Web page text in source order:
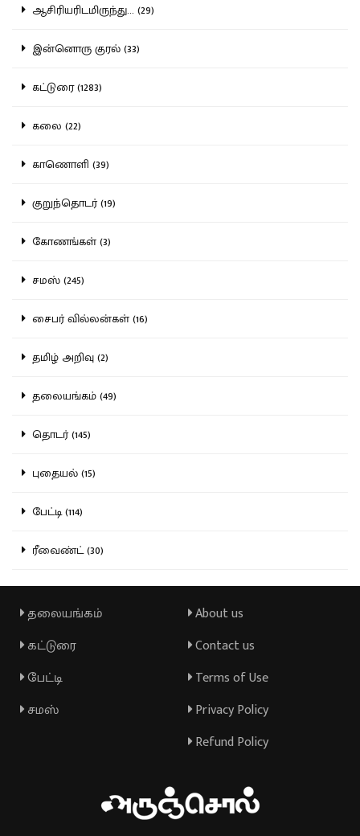
ஆசிரியரிடமிருந்து... (29)
இன்னொரு குரல் (33)
கட்டுரை (1283)
கலை (22)
காணொளி (39)
குறுந்தொடர் (19)
கோணங்கள் (3)
சமஸ் (245)
சைபர் வில்லன்கள் (16)
தமிழ் அறிவு (2)
தலையங்கம் (49)
தொடர் (145)
புதையல் (15)
பேட்டி (114)
ரீவைண்ட் (30)
தலையங்கம்
கட்டுரை
பேட்டி
சமஸ்
About us
Contact us
Terms of Use
Privacy Policy
Refund Policy